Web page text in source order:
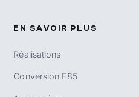
EN SAVOIR PLUS
Réalisations
Conversion E85